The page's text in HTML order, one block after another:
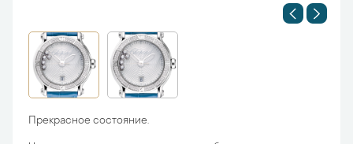
Прекрасное состояние.